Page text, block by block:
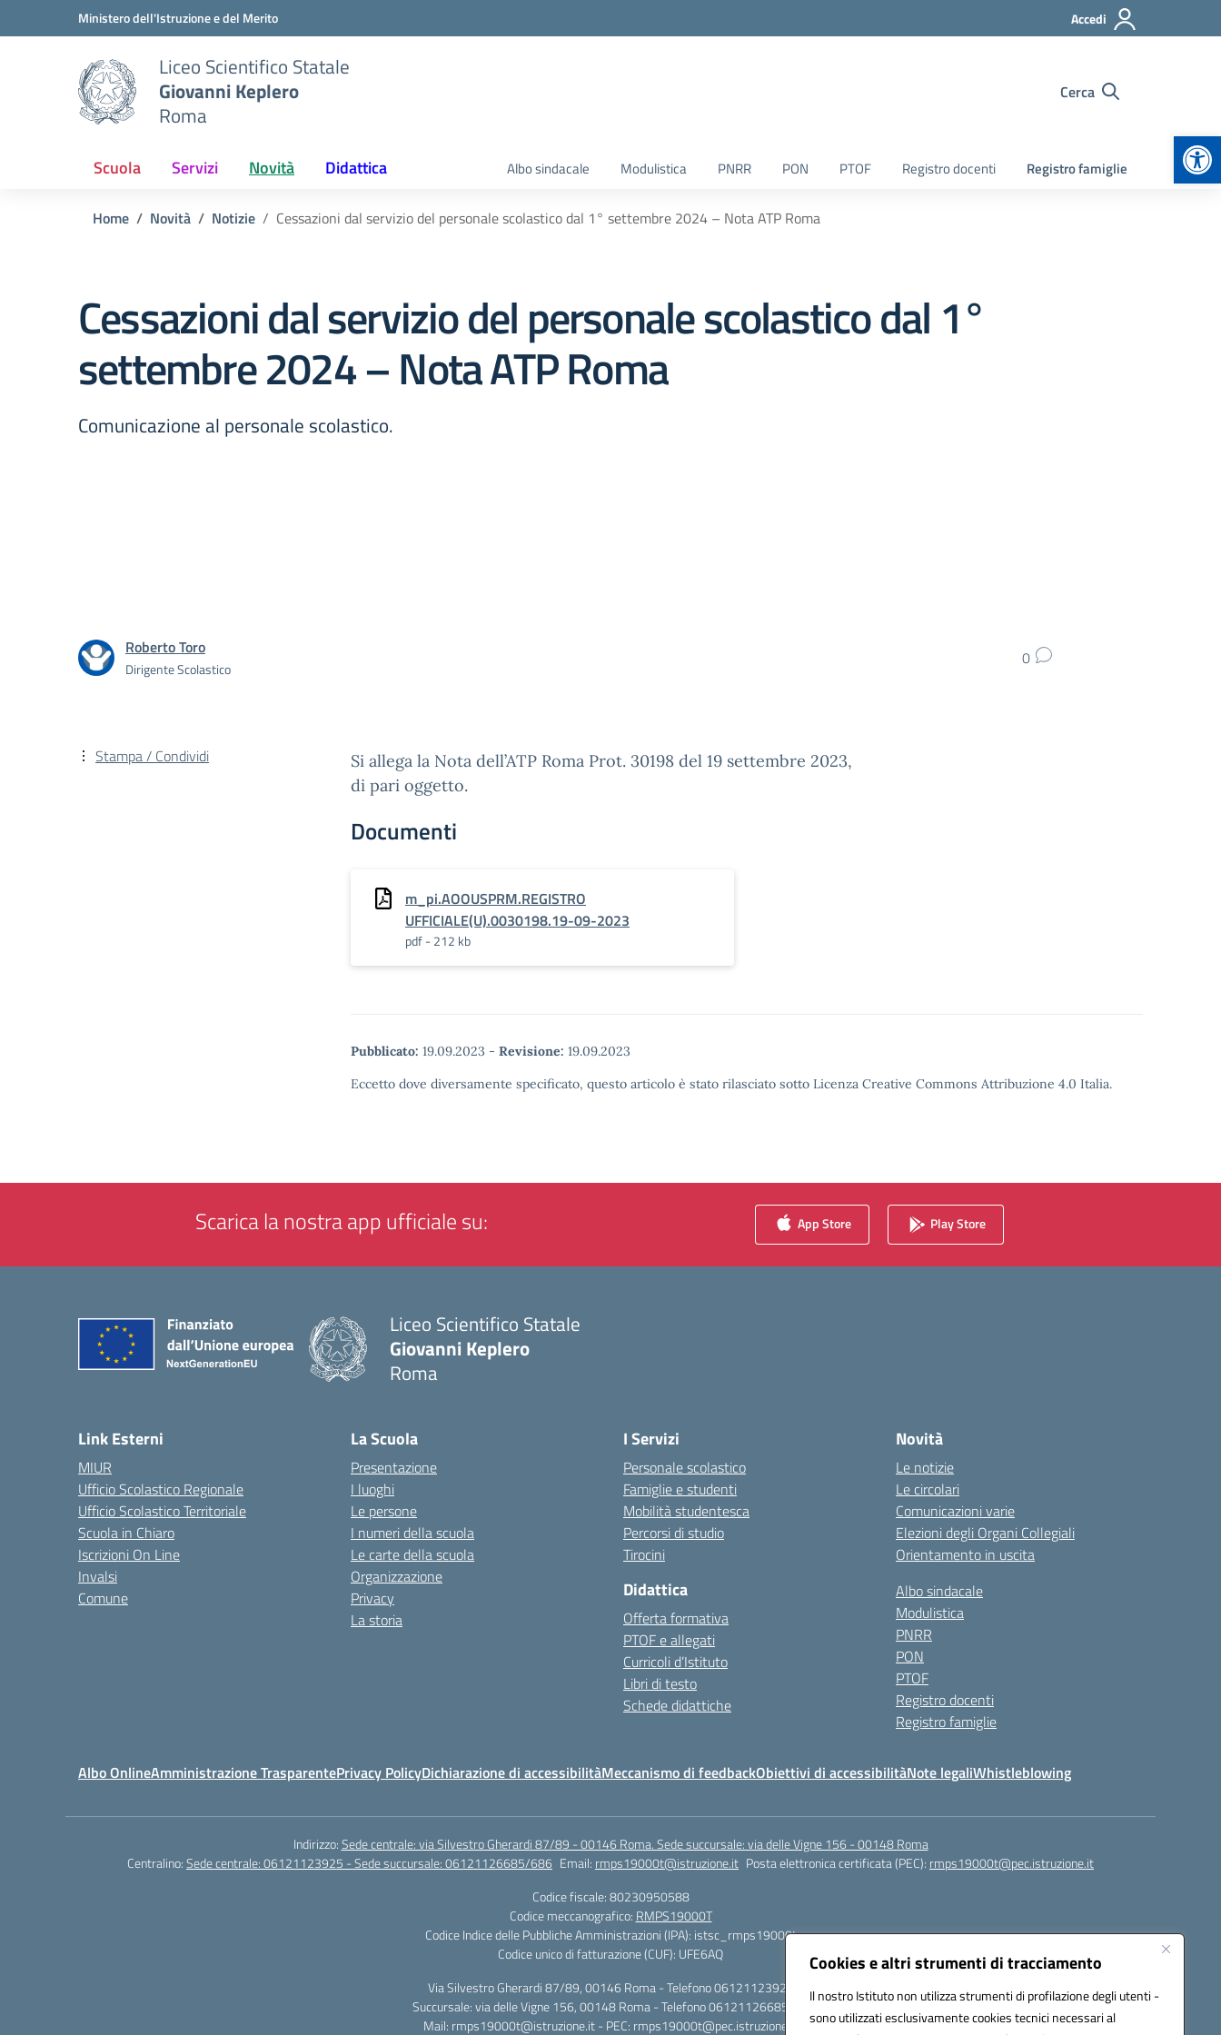
Cookies e altri strumenti di tracciamento
Il nostro Istituto non utilizza strumenti di profilazione degli utenti -
sono utilizzati esclusivamente cookies tecnici necessari al
Vai ai contenuti
Vai al menu di navigazioneMinistero dell'Istruzione e del Merito Accedi
Liceo Scientifico Statale
Giovanni Keplero
Roma
Cerca
Scuola Servizi Novità Didattica Albo sindacale Modulistica PNRR PON PTOF Registro docenti Registro famiglie
Home Novità Notizie Cessazioni dal servizio del personale scolastico dal 1° settembre 2024 – Nota ATP Roma
Cessazioni dal servizio del personale scolastico dal 1°
settembre 2024 – Nota ATP Roma
Comunicazione al personale scolastico.
Roberto Toro
Dirigente Scolastico 0
Si allega la Nota dell’ATP Roma Prot. 30198 del 19 settembre 2023,
di pari oggetto.
Documenti
m_pi.AOOUSPRM.REGISTRO
UFFICIALE(U).0030198.19-09-2023
pdf - 212 kb
Pubblicato: 19.09.2023 - Revisione: 19.09.2023
Eccetto dove diversamente specificato, questo articolo è stato rilasciato sotto Licenza Creative Commons Attribuzione 4.0 Italia.
Stampa / Condividi
Scarica la nostra app ufficiale su: App Store Play Store
Liceo Scientifico Statale
Giovanni Keplero
Roma
Link Esterni
MIUR
Ufficio Scolastico Regionale
Ufficio Scolastico Territoriale
Scuola in Chiaro
Iscrizioni On Line
Invalsi
Comune
La Scuola
Presentazione
I luoghi
Le persone
I numeri della scuola
Le carte della scuola
Organizzazione
Privacy
La storia
I Servizi
Personale scolastico
Famiglie e studenti
Mobilità studentesca
Percorsi di studio
Tirocini
Didattica
Offerta formativa
PTOF e allegati
Curricoli d’Istituto
Libri di testo
Schede didattiche
Novità
Le notizie
Le circolari
Comunicazioni varie
Elezioni degli Organi Collegiali
Orientamento in uscita
Albo sindacale
Modulistica
PNRR
PON
PTOF
Registro docenti
Registro famiglie
Albo OnlineAmministrazione TrasparentePrivacy PolicyDichiarazione di accessibilitàMeccanismo di feedbackObiettivi di accessibilitàNote legaliWhistleblowing
Indirizzo:Sede centrale: via Silvestro Gherardi 87/89 - 00146 Roma. Sede succursale: via delle Vigne 156 - 00148 Roma
Centralino:Sede centrale: 06121123925 - Sede succursale: 06121126685/686 Email: rmps19000t@istruzione.it Posta elettronica certificata (PEC): rmps19000t@pec.istruzione.it
Codice fiscale: 80230950588
Codice meccanografico: RMPS19000T
Codice Indice delle Pubbliche Amministrazioni (IPA): istsc_rmps19000t
Codice unico di fatturazione (CUF): UFE6AQ
Via Silvestro Gherardi 87/89, 00146 Roma - Telefono 06121123925
Succursale: via delle Vigne 156, 00148 Roma - Telefono 06121126685/86
Mail: rmps19000t@istruzione.it - PEC: rmps19000t@pec.istruzione.it